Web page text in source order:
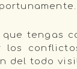
que tengas
los
del todo